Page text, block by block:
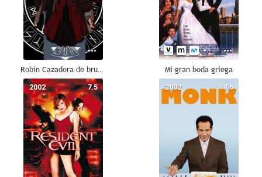
Robin Cazadora de brujos Mi gran boda griega
7.5
2002 8.6
2002